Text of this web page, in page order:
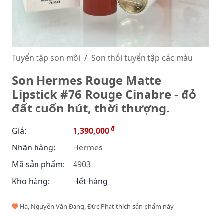
Tuyển tập son môi Son thỏi tuyển tập các màu
Son Hermes Rouge Matte
Lipstick #76 Rouge Cinabre - đỏ
đất cuốn hút, thời thượng.
Giá: 1,390,000 đ
Nhãn hàng:
Hermes
Mã sản phẩm:
4903
Kho hàng:
Hết hàng
Hà, Nguyễn Văn Đang, Đức Phát thích sản phẩm này